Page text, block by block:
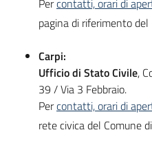
Percontatti, orari di
pagina di riferimento
Carpi:
Ufficio di Stato Civile,
39 / Via 3 Febbraio.
Percontatti, orari di
rete civica del Comune